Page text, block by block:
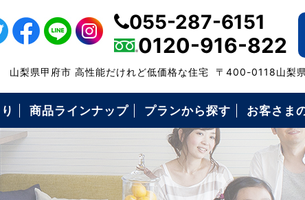
055-287-6151
0120-916-822
山梨県甲府市 高性能だけれど低価格な住宅 〒400-0118山梨
商品ラインナップ プランから探す お客さま
スタ